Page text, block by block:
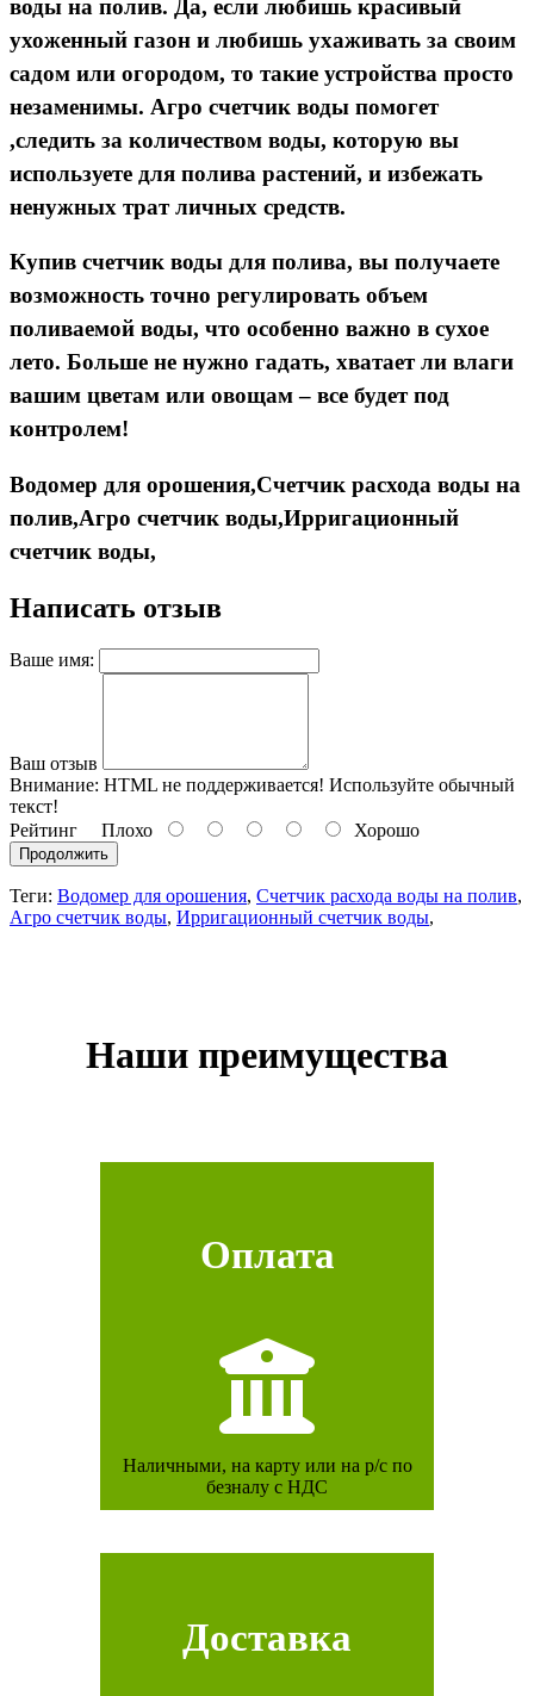
воды на полив. Да, если любишь красивый
ухоженный газон и любишь ухаживать за своим
садом или огородом, то такие устройства просто
незаменимы. Агро счетчик воды помогет
,следить за количеством воды, которую вы
используете для полива растений, и избежать
ненужных трат личных средств.
Купив счетчик воды для полива, вы получаете
возможность точно регулировать объем
поливаемой воды, что особенно важно в сухое
лето. Больше не нужно гадать, хватает ли влаги
вашим цветам или овощам – все будет под
контролем!
Водомер для орошения,Счетчик расхода воды на
полив,Агро счетчик воды,Ирригационный
счетчик воды,
Написать отзыв
Ваше имя:
Ваш отзыв
Внимание: HTML не поддерживается! Используйте обычный
текст!
Рейтинг Плохо Хорошо
Продолжить
Теги: Водомер для орошения, Счетчик расхода воды на полив,
Агро счетчик воды, Ирригационный счетчик воды,
Наши преимущества
Оплата
Наличными, на карту или на р/с по
безналу с НДС
Доставка